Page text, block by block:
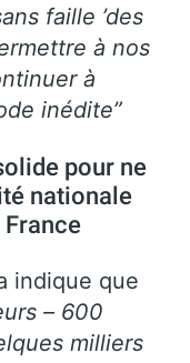
faille ’des
à nos
à
inédite”
pour ne
nationale
indique que
– 600
milliers